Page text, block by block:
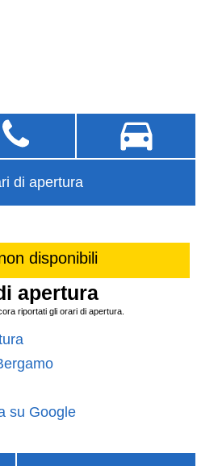
di apertura
disponibili
apertura
riportati gli orari di apertura.
su Google